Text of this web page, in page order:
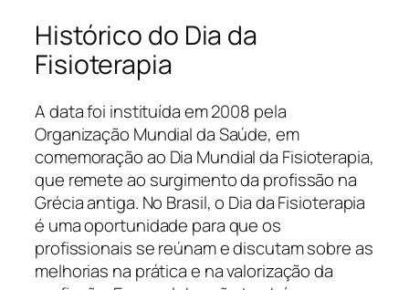
Histórico do Dia da
Fisioterapia
A data foi instituída em 2008 pela
Organização Mundial da Saúde, em
comemoração ao Dia Mundial da Fisioterapia,
que remete ao surgimento da profissão na
Grécia antiga. No Brasil, o Dia da Fisioterapia
é uma oportunidade para que os
profissionais se reúnam e discutam sobre as
melhorias na prática e na valorização da